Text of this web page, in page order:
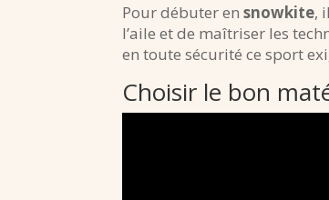
Pour débuter ensnowkite,
l’aile et de maîtriser les
en toute sécurité ce sport
Choisir le bon